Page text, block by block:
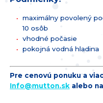
maximálny povolený
10 osôb
vhodné počasie
pokojná vodná hladina
Pre cenovú ponuku a
Info@mutton.sk alebo